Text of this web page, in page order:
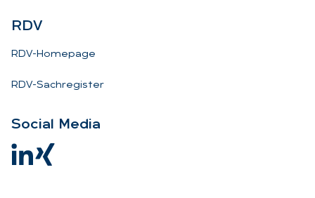
RDV
RDV-Homepage
RDV-Sachregister
So­ci­al Me­dia